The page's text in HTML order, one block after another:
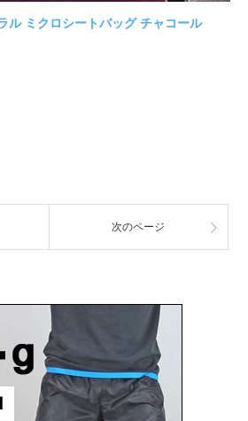
ル ミクロシートバッグ チャコール
次のページ